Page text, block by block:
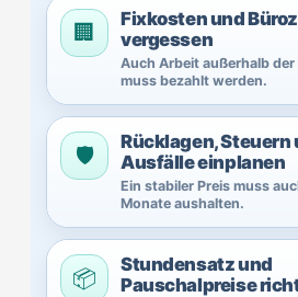
🏢
Fixkosten und
vergessen
Auch Arbeit außerhalb der
muss bezahlt werden.
🛡️
Rücklagen, Steuern
Ausfälle einplanen
Ein stabiler Preis muss
Monate aushalten.
📦
Stundensatz und
Pauschalpreise